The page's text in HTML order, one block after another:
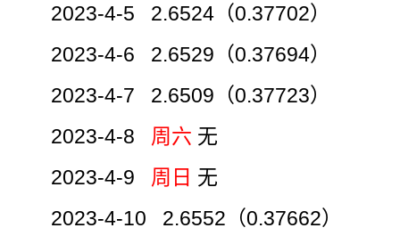
2023-4-5 2.6524（0.37702）
2023-4-6 2.6529（0.37694）
2023-4-7 2.6509（0.37723）
2023-4-8 周六 无
2023-4-9 周日 无
2023-4-10 2.6552（0.37662）